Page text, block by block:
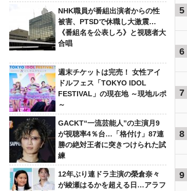
NHK職員が番組出演者からの性
被害、PTSDで休職し大激震…
《番組名を公表しろ》と視聴者大
合唱
週末チケットは完売！ 女性アイ
ドルフェス「TOKYO IDOL
FESTIVAL」の現在地 ～現地ルポ
～
GACKT“一流芸能人”の主演月9
が視聴率4％台…「格付け」87連
勝の絶対王者に突きつけられた試
練
12年ぶり連ドラ主演の榮倉奈々
が綾瀬はるかを超える日…アラフ
5
6
7
8
9